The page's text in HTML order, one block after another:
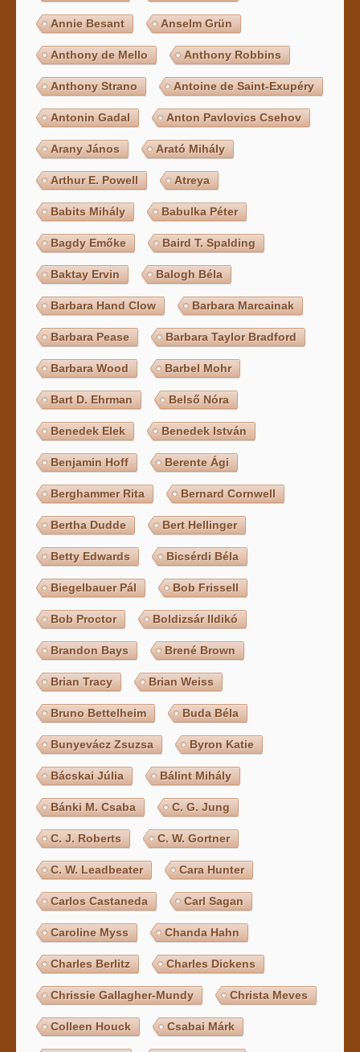
Annie Besant Anselm Grün
Anthony de Mello Anthony Robbins
Anthony Strano Antoine de Saint-Exupéry
Antonin Gadal Anton Pavlovics Csehov
Arany János Arató Mihály
Arthur E. Powell Atreya
Babits Mihály Babulka Péter
Bagdy Emőke Baird T. Spalding
Baktay Ervin Balogh Béla
Barbara Hand Clow Barbara Marcainak
Barbara Pease Barbara Taylor Bradford
Barbara Wood Barbel Mohr
Bart D. Ehrman Belső Nóra
Benedek Elek Benedek István
Benjamin Hoff Berente Ági
Berghammer Rita Bernard Cornwell
Bertha Dudde Bert Hellinger
Betty Edwards Bicsérdi Béla
Biegelbauer Pál Bob Frissell
Bob Proctor Boldizsár Ildikó
Brandon Bays Brené Brown
Brian Tracy Brian Weiss
Bruno Bettelheim Buda Béla
Bunyevácz Zsuzsa Byron Katie
Bácskai Júlia Bálint Mihály
Bánki M. Csaba C. G. Jung
C. J. Roberts C. W. Gortner
C. W. Leadbeater Cara Hunter
Carlos Castaneda Carl Sagan
Caroline Myss Chanda Hahn
Charles Berlitz Charles Dickens
Chrissie Gallagher-Mundy Christa Meves
Colleen Houck Csabai Márk